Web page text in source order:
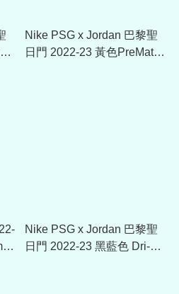
Nike PSG x Jordan 巴黎聖
日門 2022-23 黃色PreMatch
Nike PSG x Jordan 巴黎聖
日門 2022-23 黑藍色 Dri-Fit